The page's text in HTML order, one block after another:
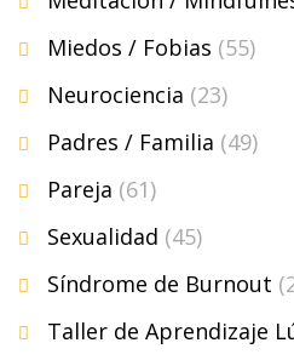
Miedos / Fobias (55)
Neurociencia (23)
Padres / Familia (49)
Pareja (61)
Sexualidad (45)
Síndrome de Burnout
Taller de Aprendizaje